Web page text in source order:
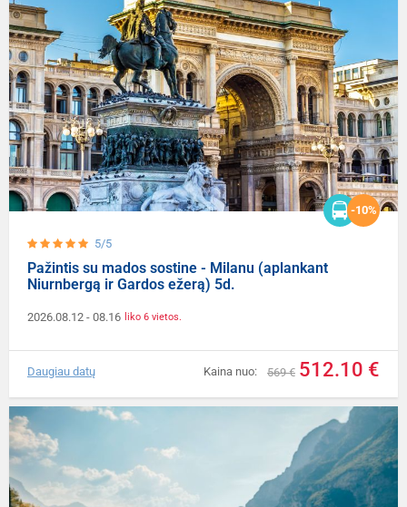
5/5
-10%
Pažintis su mados sostine - Milanu (aplankant
Niurnbergą ir Gardos ežerą) 5d.
2026.08.12 - 08.16 liko 6 vietos.
Kaina nuo: 569 € 512.10 €
Daugiau datų